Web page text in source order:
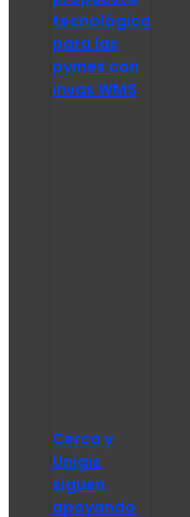
tecnológica
para las
pymes con
invas WMS
Cerca y
Unigis
siguen
apoyando